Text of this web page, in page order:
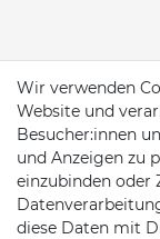
Wir verwenden
Website und
Besucher:innen
und Anzeigen zu
einzubinden oder
diese Daten mit